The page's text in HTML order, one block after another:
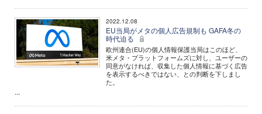
2022.12.08
EU当局がメタの個人広告規制も GAFA冬の
時代迫る
欧州連合(EU)の個人情報保護当局はこのほど、
米メタ・プラットフォームズに対し、ユーザーの
同意がなければ、収集した個人情報に基づく広告
を表示するべきではない、との判断を下しまし
た。
...